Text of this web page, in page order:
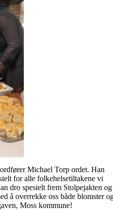
Michael Torp ordet. Han
for alle folkehelsetiltakene vi
dro spesielt frem Stolpejakten og
å overrekke oss både blomster
Moss kommune!